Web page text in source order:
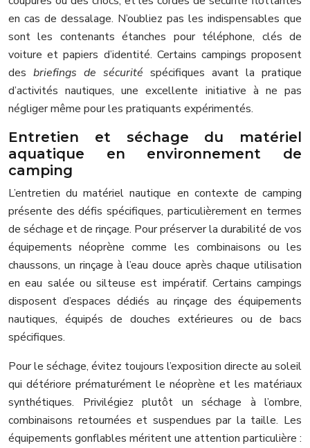
en cas de dessalage. N’oubliez pas les indispensables que
sont les contenants étanches pour téléphone, clés de
voiture et papiers d’identité. Certains campings proposent
des briefings de sécurité spécifiques avant la pratique
d’activités nautiques, une excellente initiative à ne pas
négliger même pour les pratiquants expérimentés.
Entretien et séchage du matériel
aquatique en environnement de
camping
L’entretien du matériel nautique en contexte de camping
présente des défis spécifiques, particulièrement en termes
de séchage et de rinçage. Pour préserver la durabilité de vos
équipements néoprène comme les combinaisons ou les
chaussons, un rinçage à l’eau douce après chaque utilisation
en eau salée ou silteuse est impératif. Certains campings
disposent d’espaces dédiés au rinçage des équipements
nautiques, équipés de douches extérieures ou de bacs
spécifiques.
Pour le séchage, évitez toujours l’exposition directe au soleil
qui détériore prématurément le néoprène et les matériaux
synthétiques. Privilégiez plutôt un séchage à l’ombre,
combinaisons retournées et suspendues par la taille. Les
équipements gonflables méritent une attention particulière :